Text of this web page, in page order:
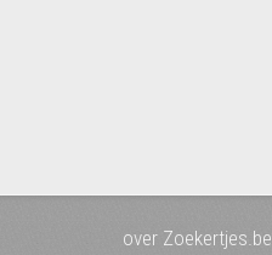
over Zoekertjes.be